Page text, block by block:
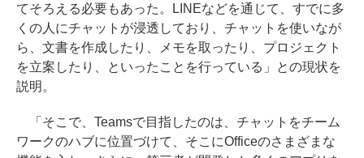
てそろえる必要もあった。LINEなどを通じて、すでに多
くの人にチャットが浸透しており、チャットを使いなが
ら、文書を作成したり、メモを取ったり、プロジェクト
を立案したり、といったことを行っている」との現状を
説明。
「そこで、Teamsで目指したのは、チャットをチーム
ワークのハブに位置づけて、そこにOfficeのさまざまな